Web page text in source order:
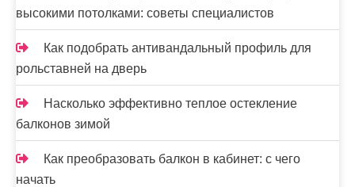
высокими потолками: советы специалистов
Как подобрать антивандальный профиль для
рольставней на дверь
Насколько эффективно теплое остекление
балконов зимой
Как преобразовать балкон в кабинет: с чего
начать